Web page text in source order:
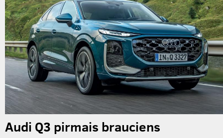
Audi Q3 pirmais brauciens